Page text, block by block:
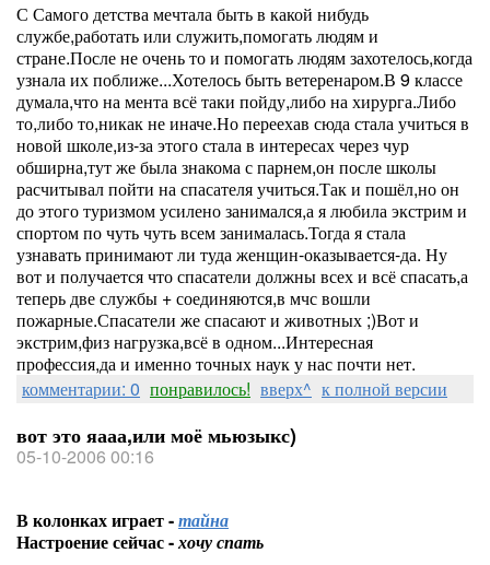
С Самого детства мечтала быть в какой нибудь
службе,работать или служить,помогать людям и
стране.После не очень то и помогать людям захотелось,когда
узнала их поближе...Хотелось быть ветеренаром.В 9 классе
думала,что на мента всё таки пойду,либо на хирурга.Либо
то,либо то,никак не иначе.Но переехав сюда стала учиться в
новой школе,из-за этого стала в интересах через чур
обширна,тут же была знакома с парнем,он после школы
расчитывал пойти на спасателя учиться.Так и пошёл,но он
до этого туризмом усилено занимался,а я любила экстрим и
спортом по чуть чуть всем занималась.Тогда я стала
узнавать принимают ли туда женщин-оказывается-да. Ну
вот и получается что спасатели должны всех и всё спасать,а
теперь две службы + соединяются,в мчс вошли
пожарные.Спасатели же спасают и животных ;)Вот и
экстрим,физ нагрузка,всё в одном...Интересная
профессия,да и именно точных наук у нас почти нет.
комментарии: 0 понравилось! вверх^ к полной версии
вот это яааа,или моё мьюзыкс)
05-10-2006 00:16
В колонках играет -тайна
Настроение сейчас -хочу спать